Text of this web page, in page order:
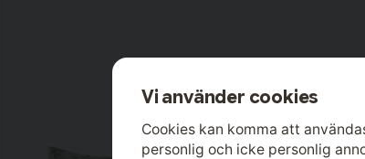
Vi använder cookies
Cookies kan komma att
personlig och icke personlig